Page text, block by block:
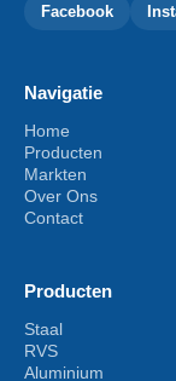
Facebook
Navigatie
Home
Producten
Markten
Over Ons
Contact
Producten
Staal
RVS
Aluminium